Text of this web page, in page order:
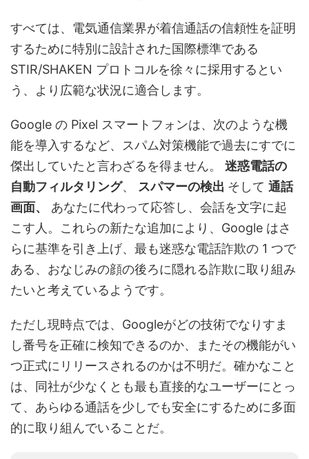
すべては、電気通信業界が着信通話の信頼性を証明
するために特別に設計された国際標準である
STIR/SHAKEN プロトコルを徐々に採用するとい
う、より広範な状況に適合します。
Google の Pixel スマートフォンは、次のような機
能を導入するなど、スパム対策機能で過去にすでに
傑出していたと言わざるを得ません。 迷惑電話の
自動フィルタリング、 スパマーの検出 そして 通話
画面、
あなたに代わって応答し、会話を文字に起
こす人。これらの新たな追加により、Google はさ
らに基準を引き上げ、最も迷惑な電話詐欺の 1 つで
ある、おなじみの顔の後ろに隠れる詐欺に取り組み
たいと考えているようです。
ただし現時点では、Googleがどの技術でなりすま
し番号を正確に検知できるのか、またその機能がい
つ正式にリリースされるのかは不明だ。確かなこと
は、同社が少なくとも最も直接的なユーザーにとっ
て、あらゆる通話を少しでも安全にするために多面
的に取り組んでいることだ。